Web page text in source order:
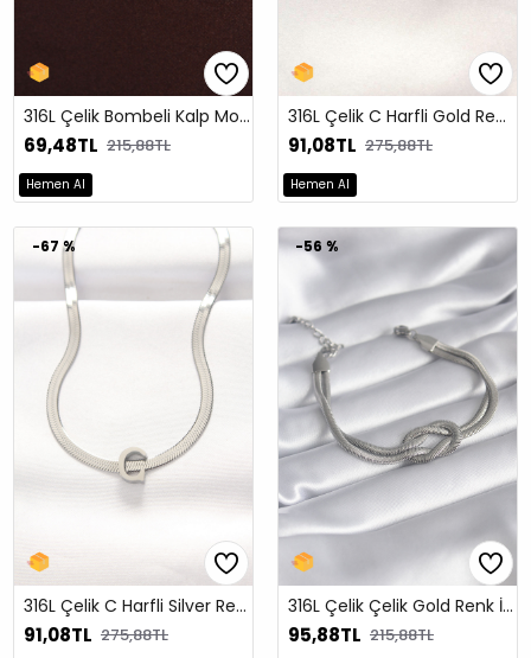
316L Çelik Bombeli Kalp Model İtalyan Zincir Kolye
69,48TL 215,88TL
Hemen Al
316L Çelik C Harfli Gold Renk İtalyan Zincirli Kolye
91,08TL 275,88TL
Hemen Al
-67 %
316L Çelik C Harfli Silver Renk İtalyan Zincirli Kolye
91,08TL 275,88TL
-56 %
316L Çelik Çelik Gold Renk İtalyan Zincir Düğüm Model Kadın Bileklik
95,88TL 215,88TL